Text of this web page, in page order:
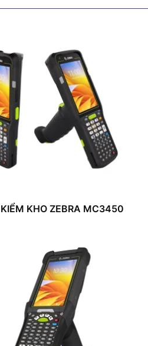
KHO ZEBRA MC3450